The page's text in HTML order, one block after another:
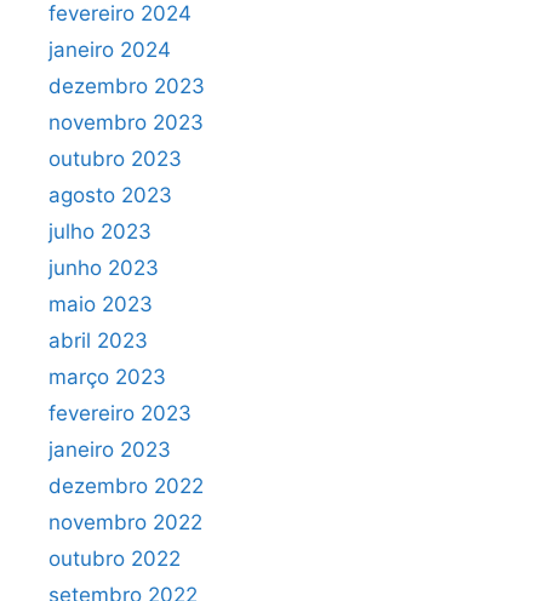
fevereiro 2024
janeiro 2024
dezembro 2023
novembro 2023
outubro 2023
agosto 2023
julho 2023
junho 2023
maio 2023
abril 2023
março 2023
fevereiro 2023
janeiro 2023
dezembro 2022
novembro 2022
outubro 2022
setembro 2022